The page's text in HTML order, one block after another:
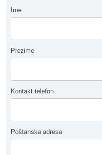
Ime
Prezime
Kontakt telefon
Poštanska adresa